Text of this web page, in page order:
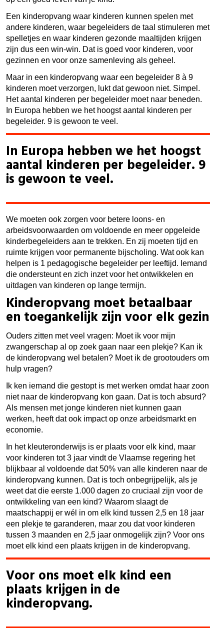
Een kinderopvang waar kinderen kunnen spelen met
andere kinderen, waar begeleiders de taal stimuleren met
spelletjes en waar kinderen gezonde maaltijden krijgen
zijn dus een win-win. Dat is goed voor kinderen, voor
gezinnen en voor onze samen leving als geheel.
Maar in een kinderopvang waar een begeleider 8 à 9
kinderen moet verzorgen, lukt dat gewoon niet. Simpel.
Het aantal kinderen per begeleider moet naar beneden.
In Europa hebben we het hoogst aantal kinderen per
begeleider. 9 is gewoon te veel.
In Europa hebben we het hoogst
aantal kinderen per begeleider. 9
is gewoon te veel.
We moeten ook zorgen voor betere loons- en
arbeidsvoorwaarden om voldoende en meer opgeleide
kinderbegeleiders aan te trekken. En zij moeten tijd en
ruimte krijgen voor permanente bijscholing. Wat ook kan
helpen is 1 pedagogische begeleider per leeftijd. Iemand
die ondersteunt en zich inzet voor het ontwikkelen en
uitdagen van kinderen op lange termijn.
Kinderopvang moet betaalbaar
en toegankelijk zijn voor elk gezin
Ouders zitten met veel vragen: Moet ik voor mijn
zwangerschap al op zoek gaan naar een plekje? Kan ik
de kinderopvang wel betalen? Moet ik de grootouders om
hulp vragen?
Ik ken iemand die gestopt is met werken omdat haar zoon
niet naar de kinderopvang kon gaan. Dat is toch absurd?
Als mensen met jonge kinderen niet kunnen gaan
werken, heeft dat ook impact op onze arbeidsmarkt en
economie.
In het kleuteronderwijs is er plaats voor elk kind, maar
voor kinderen tot 3 jaar vindt de Vlaamse regering het
blijkbaar al voldoende dat 50% van alle kinderen naar de
kinderopvang kunnen. Dat is toch onbegrijpelijk, als je
weet dat die eerste 1.000 dagen zo cruciaal zijn voor de
ontwikkeling van een kind? Waarom slaagt de
maatschappij er wél in om elk kind tussen 2,5 en 18 jaar
een plekje te garanderen, maar zou dat voor kinderen
tussen 3 maanden en 2,5 jaar onmogelijk zijn? Voor ons
moet elk kind een plaats krijgen in de kinderopvang.
Voor ons moet elk kind een
plaats krijgen in de
kinderopvang.